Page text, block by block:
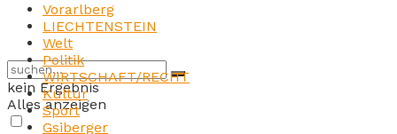
kein Ergebnis
Alles anzeigen
Vorarlberg
LIECHTENSTEIN
Welt
Politik
WIRTSCHAFT/RECHT
Kultur
Sport
Gsiberger